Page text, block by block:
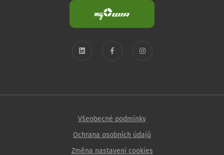
Všeobecné podmínky
Ochrana osobních údajů
Změna nastavení cookies